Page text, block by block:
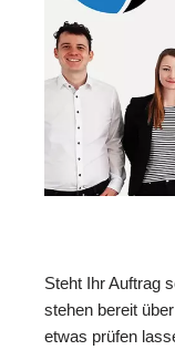
Steht Ihr Auftrag
stehen bereit
etwas prüfen